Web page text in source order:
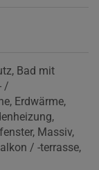
Bad mit
/
Erdwärme
Massiv
/ -terrasse